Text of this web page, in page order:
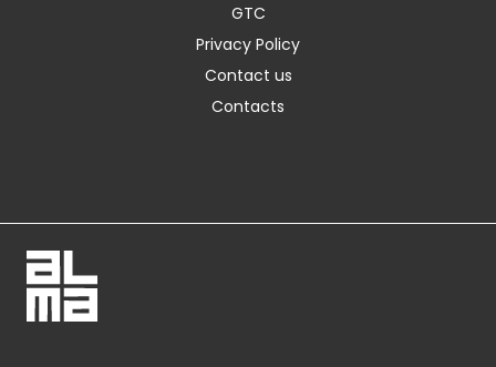
GTC
Privacy Policy
Contact us
Contacts